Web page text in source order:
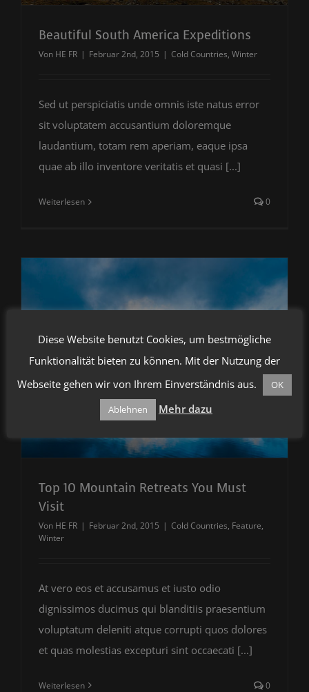
Beautiful South America Expeditions
Von HE FR | Februar 2nd, 2015 | Cold Countries, Winter
Sed ut perspiciatis unde omnis iste natus error
sit voluptatem accusantium doloremque
laudantium, totam rem aperiam, eaque ipsa
quae ab illo inventore veritatis et quasi [...]
Weiterlesen 0
Top 10 Mountain Retreats You Must
Visit
Von HE FR | Februar 2nd, 2015 | Cold Countries, Feature,
Winter
At vero eos et accusamus et iusto odio
dignissimos ducimus qui blanditiis praesentium
voluptatum deleniti atque corrupti quos dolores
et quas molestias excepturi sint occaecati [...]
Weiterlesen 0
Diese Website benutzt Cookies, um bestmögliche
Funktionalität bieten zu können. Mit der Nutzung der
Webseite gehen wir von Ihrem Einverständnis aus.
OK
Ablehnen
Mehr dazu